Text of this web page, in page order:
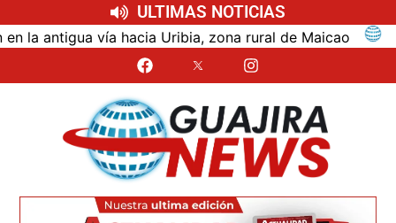
ULTIMAS NOTICIAS
vía hacia Uribia, zona rural de Maicao